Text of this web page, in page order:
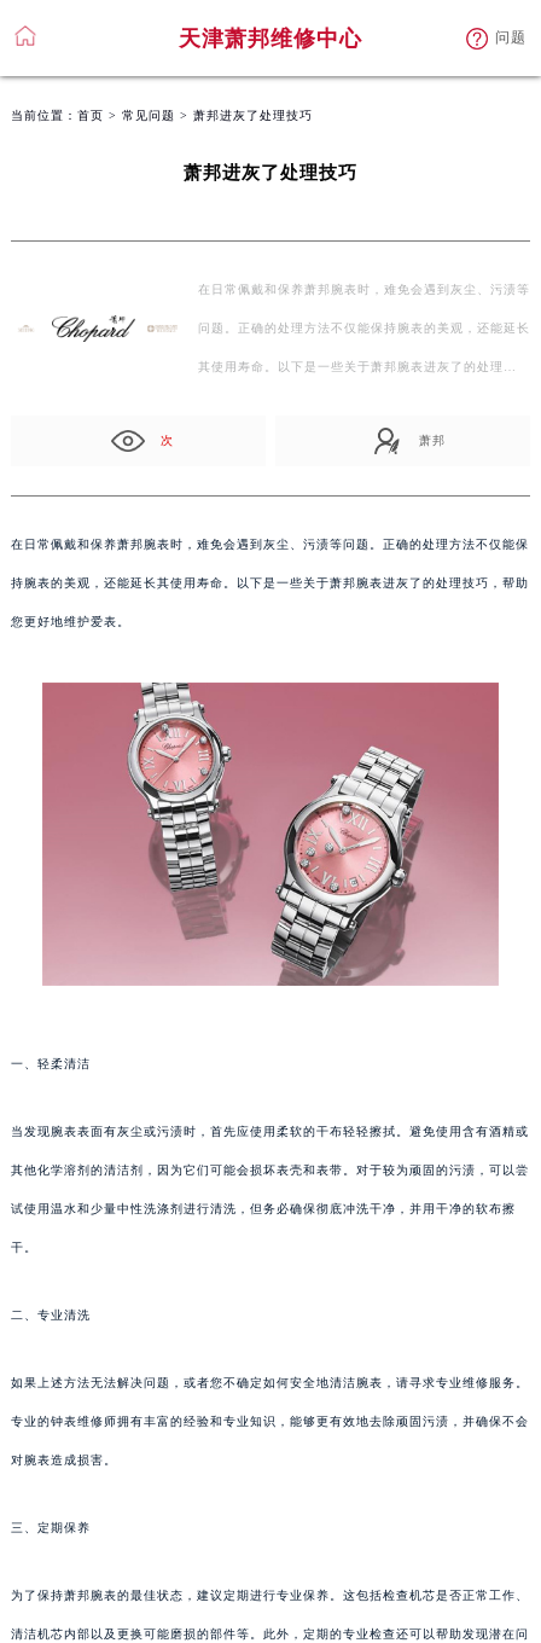
天津萧邦维修中心 问题
当前位置： 首页 > 常见问题 > 萧邦进灰了处理技巧
萧邦进灰了处理技巧
在日常佩戴和保养萧邦腕表时，难免会遇到灰尘、污渍等
问题。正确的处理方法不仅能保持腕表的美观，还能延长
其使用寿命。以下是一些关于萧邦腕表进灰了的处理…
次 萧邦
在日常佩戴和保养萧邦腕表时，难免会遇到灰尘、污渍等问题。正确的处理方法不仅能保
持腕表的美观，还能延长其使用寿命。以下是一些关于萧邦腕表进灰了的处理技巧，帮助
您更好地维护爱表。
一、轻柔清洁
当发现腕表表面有灰尘或污渍时，首先应使用柔软的干布轻轻擦拭。避免使用含有酒精或
其他化学溶剂的清洁剂，因为它们可能会损坏表壳和表带。对于较为顽固的污渍，可以尝
试使用温水和少量中性洗涤剂进行清洗，但务必确保彻底冲洗干净，并用干净的软布擦
干。
二、专业清洗
如果上述方法无法解决问题，或者您不确定如何安全地清洁腕表，请寻求专业维修服务。
专业的钟表维修师拥有丰富的经验和专业知识，能够更有效地去除顽固污渍，并确保不会
对腕表造成损害。
三、定期保养
为了保持萧邦腕表的最佳状态，建议定期进行专业保养。这包括检查机芯是否正常工作、
清洁机芯内部以及更换可能磨损的部件等。此外，定期的专业检查还可以帮助发现潜在问